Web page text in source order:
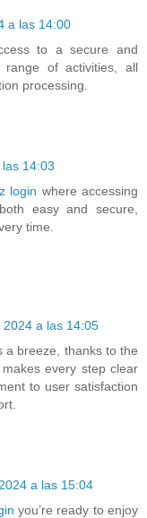
a las 14:00
to a secure and
range of activities, all
processing.
14:03
login where accessing
easy and secure,
time.
a las 14:05
a breeze, thanks to the
every step clear
to user satisfaction
a las 15:04
you’re ready to enjoy